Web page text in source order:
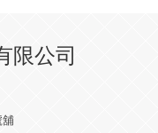
限公司